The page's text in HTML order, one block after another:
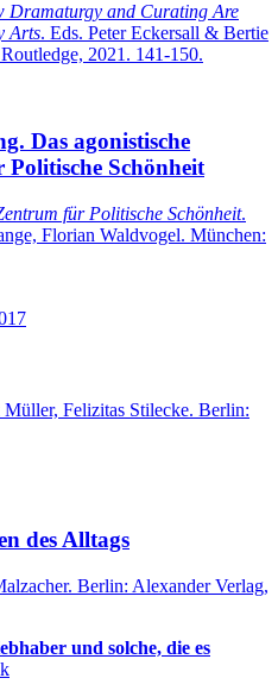
Dramaturgy and Curating Are
Arts. Eds. Peter Eckersall & Bertie
2021. 141-150.
Das agonistische
Schönheit
für Politische Schönheit.
Florian Waldvogel. München:
Felizitas Stilecke. Berlin:
des Alltags
Berlin: Alexander Verlag,
und solche, die es